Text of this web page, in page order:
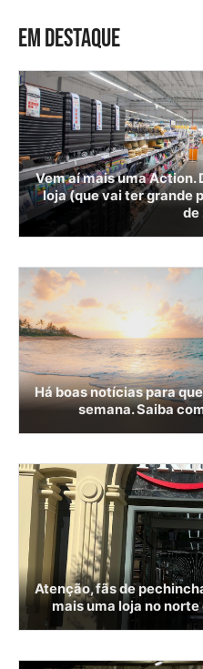
EM DESTAQUE
Vem aí mais uma Action.
loja (que vai ter grande
de
Há boas notícias para
semana. Saiba
Atenção, fãs de
mais uma loja no